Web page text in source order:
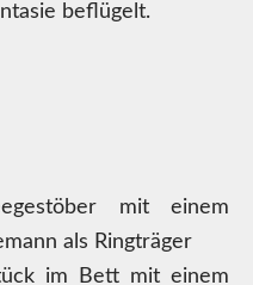
beflügelt.
mit einem
als Ringträger
im Bett mit einem